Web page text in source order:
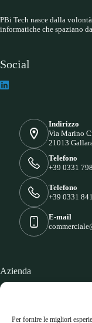
Per fornire le migliori
PBi Tech nasce dalla
informatiche che spaziano
Social
Indirizzo
Via Marino
21013
Telefono
+39 0331
Telefono
+39 0331
E-mail
Azienda